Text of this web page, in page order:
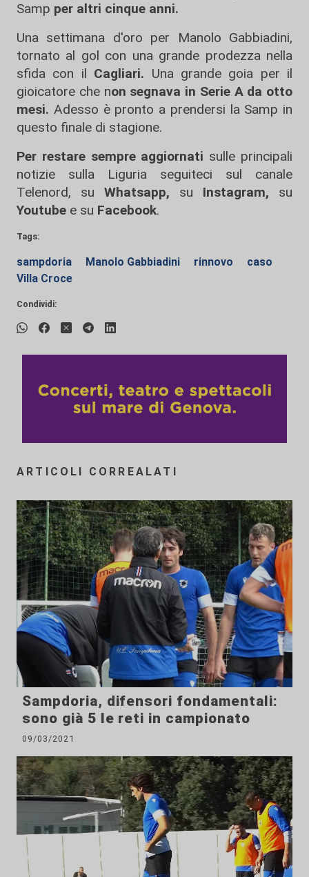
Samp per altri cinque anni.
Una settimana d'oro per Manolo Gabbiadini,
tornato al gol con una grande prodezza nella
sfida con il Cagliari. Una grande goia per il
gioicatore che non segnava in Serie A da otto
mesi. Adesso è pronto a prendersi la Samp in
questo finale di stagione.
Per restare sempre aggiornati sulle principali
notizie sulla Liguria seguiteci sul canale
Telenord, su
Whatsapp, su Instagram, su
Youtube e su Facebook.
Tags:
sampdoria Manolo Gabbiadini rinnovo
caso
Villa Croce
Condividi:
ARTICOLI CORREALATI
Sampdoria, difensori fondamentali:
sono già 5 le reti in campionato
09/03/2021